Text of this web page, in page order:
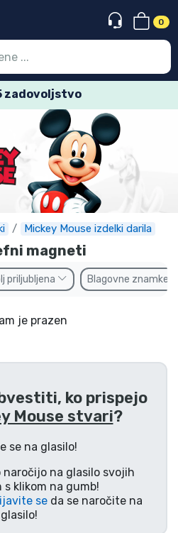
0
zadovoljstvo
Mickey Mouse izdelki darila
magneti
priljubljena Blagovne znamke
je prazen
ko prispejo
Mouse stvari?
se na glasilo!
naročijo na glasilo svojih
klikom na gumb!
seda se naročite na
glasilo!
Registracija